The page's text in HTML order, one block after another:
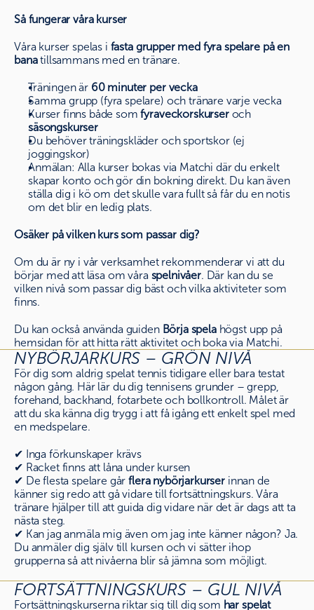
Så fungerar våra kurser
Våra kurser spelas i fasta grupper med fyra spelare på en
banatillsammans med en tränare.
Träningen är 60 minuter per vecka
Samma grupp (fyra spelare) och tränare varje vecka
Kurser finns både somfyraveckorskurseroch
säsongskurser
Du behöver träningskläder och sportskor (ej
joggingskor)
Anmälan: Alla kurser bokas via Matchi där du enkelt
skapar konto och gör din bokning direkt. Du kan även
ställa dig i kö om det skulle vara fullt så får du en notis
om det blir en ledig plats.
Osäker på vilken kurs som passar dig?
Om du är ny i vår verksamhet rekommenderar vi att du
börjar med att läsa om våra spelnivåer. Där kan du se
vilken nivå som passar dig bäst och vilka aktiviteter som
finns.
Du kan också använda guiden Börja spelahögst upp på
hemsidan för att hitta rätt aktivitet och boka via Matchi.
NYBÖRJARKURS – GRÖN NIVÅ
För dig som aldrig spelat tennis tidigare eller bara testat
någon gång. Här lär du dig tennisens grunder – grepp,
forehand, backhand, fotarbete och bollkontroll. Målet är
att du ska känna dig trygg i att få igång ett enkelt spel med
en medspelare.
✔ Inga förkunskaper krävs
✔ Racket finns att låna under kursen
✔ De flesta spelare gårflera nybörjarkurserinnan de
känner sig redo att gå vidare till fortsättningskurs. Våra
tränare hjälper till att guida dig vidare när det är dags att ta
nästa steg.
✔ Kan jag anmäla mig även om jag inte känner någon? Ja.
Du anmäler dig själv till kursen och vi sätter ihop
grupperna så att nivåerna blir så jämna som möjligt.
FORTSÄTTNINGSKURS – GUL NIVÅ
Fortsättningskurserna riktar sig till dig som har spelat